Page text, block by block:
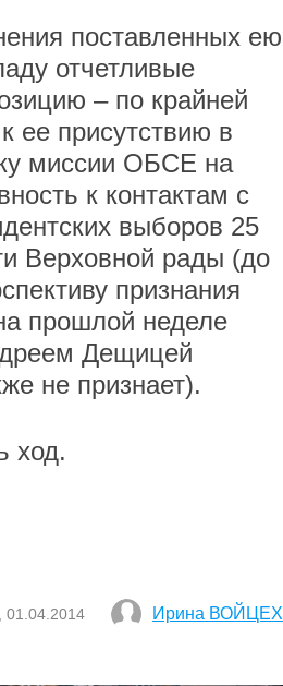
поставленных ею
отчетливые
– по крайней
ее присутствию в
миссии ОБСЕ на
к контактам с
выборов 25
Верховной рады (до
признания
прошлой неделе
Дещицей
не признает).
ход.
01.04.2014 Ирина ВОЙЦЕХ